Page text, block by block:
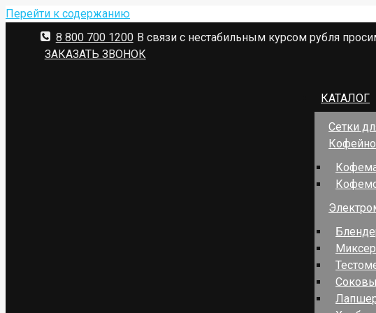
Перейти к содержанию
8 800 700 1200 В связи с нестабильным курсом рубля
ЗАКАЗАТЬ ЗВОНОК
КАТАЛОГ
Сетки